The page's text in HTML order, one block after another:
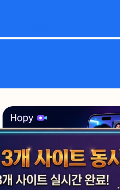
라피 채용정보
림프